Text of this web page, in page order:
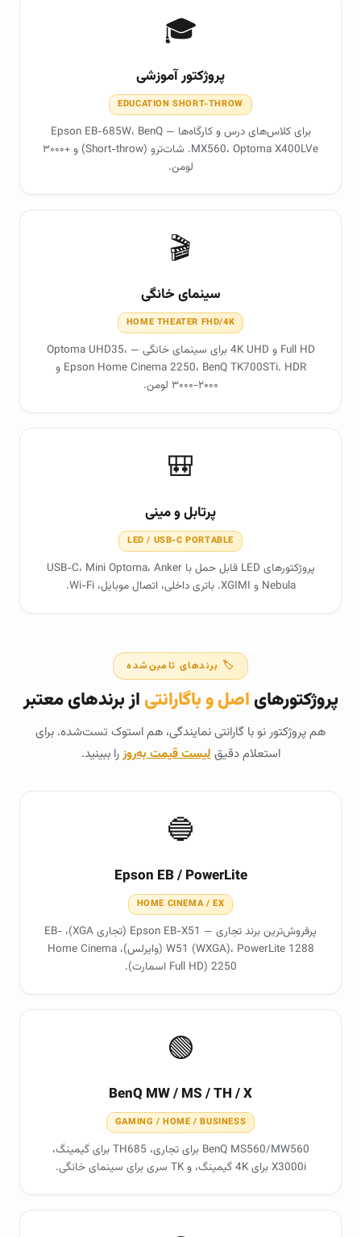
🎓
پروژکتور آموزشی
EDUCATION SHORT-THROW
برای کلاس‌های درس و کارگاه‌ها — Epson EB-685W، BenQ
MX560، Optoma X400LVe. شات‌ترو (Short-throw) و +۳۰۰۰
لومن.
🎬
سینمای خانگی
HOME THEATER FHD/4K
Full HD و 4K UHD برای سینمای خانگی — Optoma UHD35،
Epson Home Cinema 2250، BenQ TK700STi. HDR و
۲۰۰۰-۳۰۰۰ لومن.
🎒
پرتابل و مینی
LED / USB-C PORTABLE
پروژکتورهای LED قابل حمل با USB-C، Mini Optoma، Anker
Nebula و XGIMI. باتری داخلی، اتصال موبایل، Wi-Fi.
🏷️ برندهای تامین‌شده
پروژکتورهایاصل و باگارانتی از برندهای معتبر
هم پروژکتور نو با گارانتی نمایندگی، هم استوک تست‌شده. برای
استعلام دقیقلیست قیمت به‌روزرا ببینید.
🔵
Epson EB / PowerLite
HOME CINEMA / EX
پرفروش‌ترین برند تجاری — Epson EB-X51 (تجاری XGA)، EB-
W51 (WXGA)، PowerLite 1288 (وایرلس)، Home Cinema
2250 (Full HD اسمارت).
🟢
BenQ MW / MS / TH / X
GAMING / HOME / BUSINESS
BenQ MS560/MW560 برای تجاری، TH685 برای گیمینگ،
X3000i برای 4K گیمینگ، و TK سری برای سینمای خانگی.